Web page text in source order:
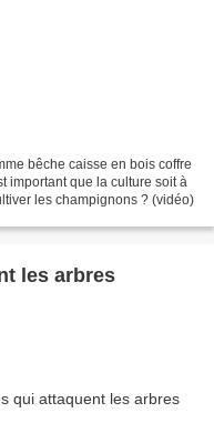
bêche caisse en bois coffre
important que la culture soit à
les champignons ? (vidéo)
les arbres